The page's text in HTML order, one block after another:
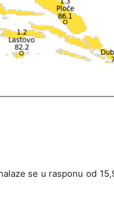
se u rasponu od